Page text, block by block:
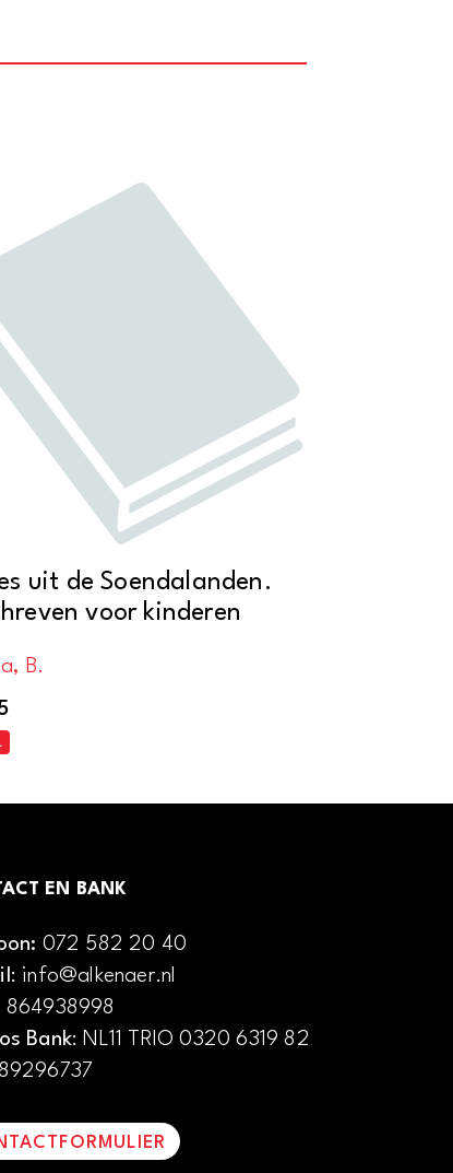
uit de Soendalanden.
voor kinderen
B.
EN BANK
072 582 20 40
: info@alkenaer.nl
864938998
Bank: NL11 TRIO 0320 6319 82